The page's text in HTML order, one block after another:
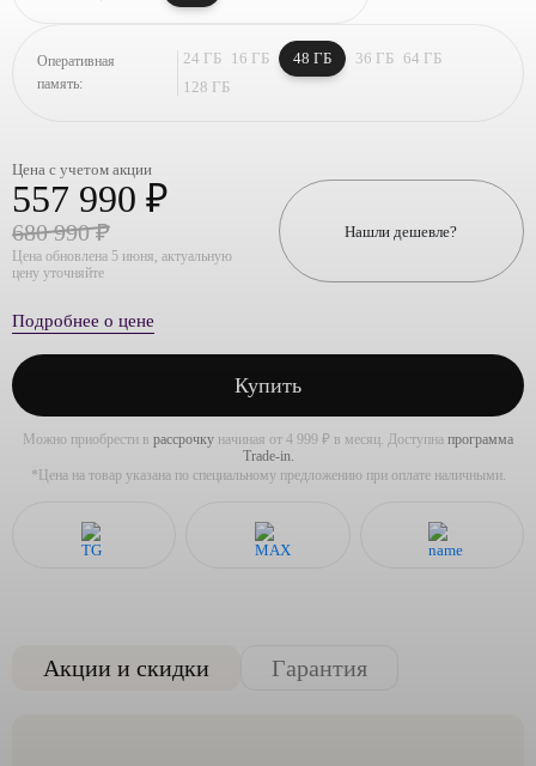
Оперативная
память:
24 ГБ 16 ГБ 48 ГБ 36 ГБ 64 ГБ
128 ГБ
Цена с учетом акции
557 990 ₽
680 990 ₽
Цена обновлена 5 июня, актуальную
цену уточняйте
Нашли дешевле?
Подробнее о цене
Купить
Можно приобрести в рассрочку начиная от 4 999 ₽ в месяц. Доступна программа
Trade-in.
*Цена на товар указана по специальному предложению при оплате наличными.
Акции и скидки Гарантия